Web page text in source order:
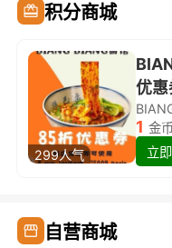
积分商城
299人气
优惠
1 金币
立
自营商城